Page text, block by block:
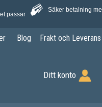
passar
Säker betalning
Blog Frakt och Leverans
Ditt konto